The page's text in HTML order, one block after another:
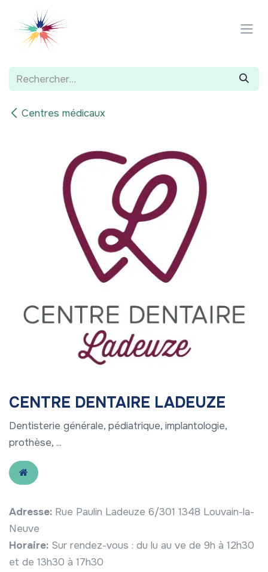
Centres médicaux
CENTRE DENTAIRE LADEUZE
Dentisterie générale, pédiatrique, implantologie,
prothèse, ...
Adresse: Rue Paulin Ladeuze 6/301 1348 Louvain-la-
Neuve
Horaire: Sur rendez-vous : du lu au ve de 9h à 12h30
et de 13h30 à 17h30